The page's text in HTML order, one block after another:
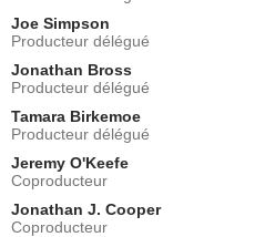
Joe Simpson
Producteur délégué
Jonathan Bross
Producteur délégué
Tamara Birkemoe
Producteur délégué
Jeremy O'Keefe
Coproducteur
Jonathan J. Cooper
Coproducteur